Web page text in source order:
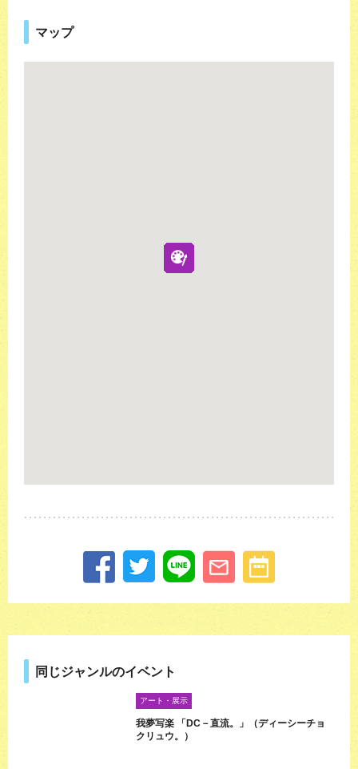
マップ
同じジャンルのイベント
アート・展示
我夢写楽 「DC－直流。」（ディーシーチョ
クリュウ。）